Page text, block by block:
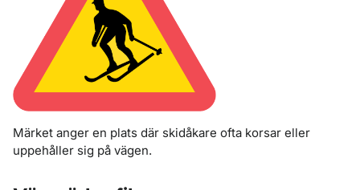
Märket anger en plats där skidåkare ofta korsar eller
uppehåller sig på vägen.